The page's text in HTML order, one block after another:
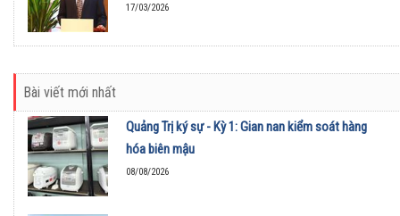
17/03/2026
Bài viết mới nhất
Quảng Trị ký sự - Kỳ 1: Gian nan kiểm soát hàng
hóa biên mậu
08/08/2026